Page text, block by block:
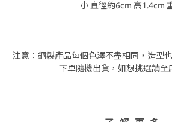
小 直徑約6cm 高1.4cm
注意：銅製產品每個色澤不盡相同，造型
下單隨機出貨，如想挑選請至